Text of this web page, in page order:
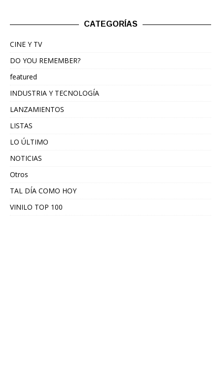
CATEGORÍAS
CINE Y TV
DO YOU REMEMBER?
featured
INDUSTRIA Y TECNOLOGÍA
LANZAMIENTOS
LISTAS
LO ÚLTIMO
NOTICIAS
Otros
TAL DÍA COMO HOY
VINILO TOP 100